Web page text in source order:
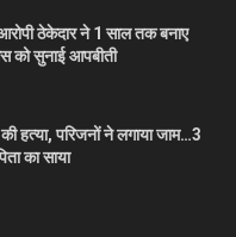
ठेकेदार ने 1 साल तक बनाए
को सुनाई आपबीती
हत्या, परिजनों ने लगाया जाम…3
का साया